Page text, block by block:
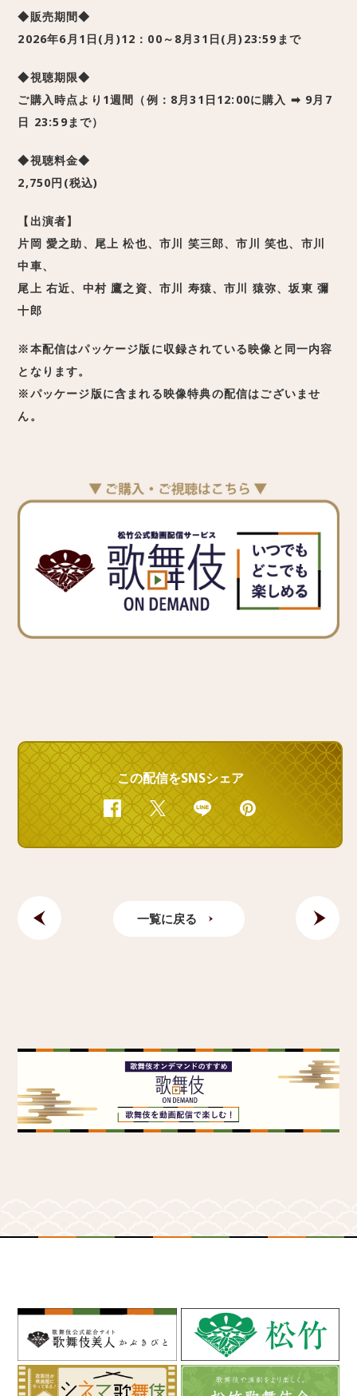
◆販売期間◆
2026年6月1日(月)12：00～8月31日(月)23:59まで
◆視聴期限◆
ご購入時点より1週間（例：8月31日12:00に購入 ➡ 9月7
日 23:59まで）
◆視聴料金◆
2,750円(税込)
【出演者】
片岡 愛之助、尾上 松也、市川 笑三郎、市川 笑也、市川
中車、
尾上 右近、中村 鷹之資、市川 寿猿、市川 猿弥、坂東 彌
十郎
※本配信はパッケージ版に収録されている映像と同一内容
となります。
※パッケージ版に含まれる映像特典の配信はございませ
ん。
この配信をSNSシェア
FacebookTwitter Line
一覧に戻る